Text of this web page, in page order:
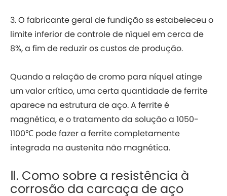
3. O fabricante geral de fundição ss estabeleceu o
limite inferior de controle de níquel em cerca de
8%, a fim de reduzir os custos de produção.
Quando a relação de cromo para níquel atinge
um valor crítico, uma certa quantidade de ferrite
aparece na estrutura de aço. A ferrite é
magnética, e o tratamento da solução a 1050-
1100℃ pode fazer a ferrite completamente
integrada na austenita não magnética.
Ⅱ. Como sobre a resistência à
corrosão da carcaça de aço